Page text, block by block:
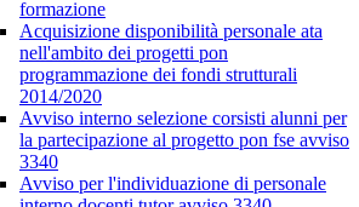
formazione
Acquisizione disponibilità personale ata
nell'ambito dei progetti pon
programmazione dei fondi strutturali
2014/2020
Avviso interno selezione corsisti alunni per
la partecipazione al progetto pon fse avviso
3340
Avviso per l'individuazione di personale